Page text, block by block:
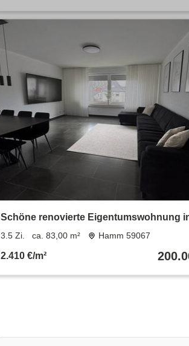
Schöne renovierte Eigentumswohnung
aktraktiver Lage
3.5 Zi. ca. 83,00 m² Hamm 59067
2.410 €/m²